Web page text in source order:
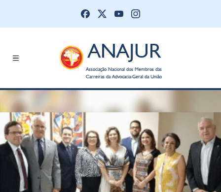
ANAJUR
Associação Nacional dos Membros das
Carreiras da Advocacia-Geral da União